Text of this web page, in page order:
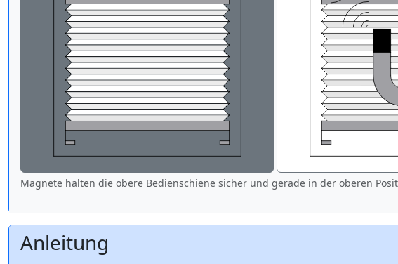
Magnete halten die obere Bedienschiene sicher und gerade in der oberen
Anleitung